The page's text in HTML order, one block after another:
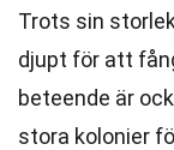
Trots sin
djupt för att
beteende är
stora kolonier